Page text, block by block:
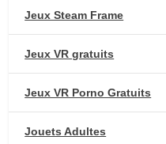
Jeux Steam Frame
Jeux VR gratuits
Jeux VR Porno Gratuits
Jouets Adultes